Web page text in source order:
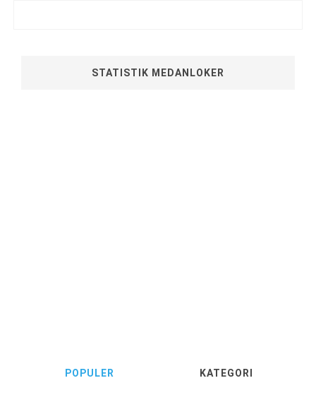
STATISTIK MEDANLOKER
POPULER KATEGORI